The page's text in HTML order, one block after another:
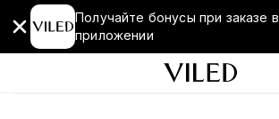
Получайте бонусы при заказе в
приложении